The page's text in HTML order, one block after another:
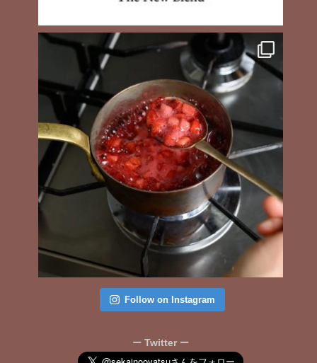
Follow on Instagram
ー Twitter ー